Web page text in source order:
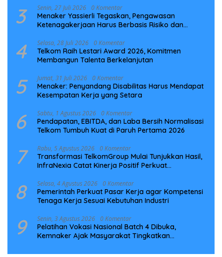
3 Senin, 27 Juli 2026 0 Komentar
Menaker Yassierli Tegaskan, Pengawasan
Ketenagakerjaan Harus Berbasis Risiko dan
4 Selasa, 28 Juli 2026 0 Komentar
Telkom Raih Lestari Award 2026, Komitmen
Membangun Talenta Berkelanjutan
5 Jumat, 31 Juli 2026 0 Komentar
Menaker: Penyandang Disabilitas Harus Mendapat
Kesempatan Kerja yang Setara
6 Sabtu, 1 Agustus 2026 0 Komentar
Pendapatan, EBITDA, dan Laba Bersih Normalisasi
Telkom Tumbuh Kuat di Paruh Pertama 2026
7 Rabu, 5 Agustus 2026 0 Komentar
Transformasi TelkomGroup Mulai Tunjukkan Hasil,
InfraNexia Catat Kinerja Positif Perkuat
8 Selasa, 4 Agustus 2026 0 Komentar
Pemerintah Perkuat Pasar Kerja agar Kompetensi
Tenaga Kerja Sesuai Kebutuhan Industri
9 Senin, 3 Agustus 2026 0 Komentar
Pelatihan Vokasi Nasional Batch 4 Dibuka,
Kemnaker Ajak Masyarakat Tingkatkan